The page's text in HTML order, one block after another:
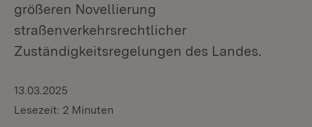
größeren Novellierung
straßenverkehrsrechtlicher
Zuständigkeitsregelungen des Landes.
13.03.2025
Lesezeit: 2 Minuten